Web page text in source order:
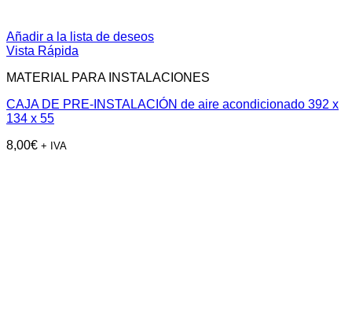
Añadir a la lista de deseos
Vista Rápida
MATERIAL PARA INSTALACIONES
CAJA DE PRE-INSTALACIÓN de aire acondicionado 392 x
134 x 55
8,00€ + IVA